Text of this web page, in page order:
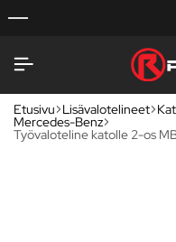
Etusivu Lisävalotelineet
Mercedes-Benz
Työvaloteline katolle 2-os